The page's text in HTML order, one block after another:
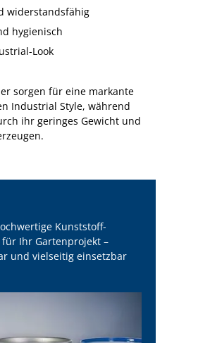
widerstandsfähig
hygienisch
Look
sorgen für eine markante
Industrial Style, während
ihr geringes Gewicht und
Kunststoff-
Ihr Gartenprojekt –
und vielseitig einsetzbar